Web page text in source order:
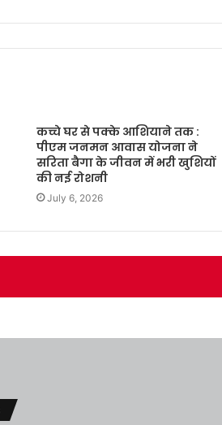
कच्चे घर से पक्के आशियाने तक :
पीएम जनमन आवास योजना ने
सरिता बैगा के जीवन में भरी खुशियों
की नई रोशनी
July 6, 2026